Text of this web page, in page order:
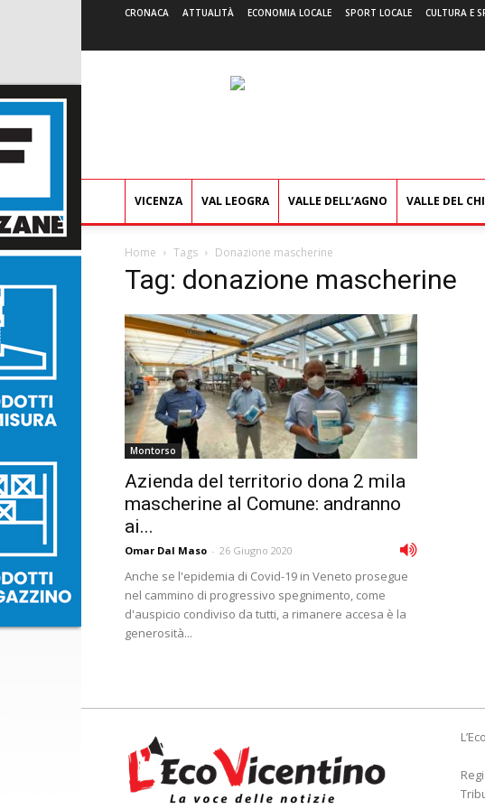
CRONACA ATTUALITÀ ECONOMIA LOCALE SPORT LOCALE CULTURA E
VICENZA VAL LEOGRA VALLE DELL’AGNO VALLE DEL
Home Tags Donazione mascherine
Tag: donazione mascherine
Montorso
Azienda del territorio dona 2 mila
mascherine al Comune: andranno
ai...
Omar Dal Maso - 26 Giugno 2020
Anche se l'epidemia di Covid-19 in Veneto prosegue
nel cammino di progressivo spegnimento, come
d'auspicio condiviso da tutti, a rimanere accesa è la
generosità...